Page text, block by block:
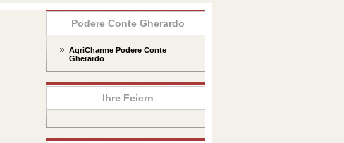
Podere Conte Gherardo
AgriCharme Podere Conte
Gherardo
Ihre Feiern